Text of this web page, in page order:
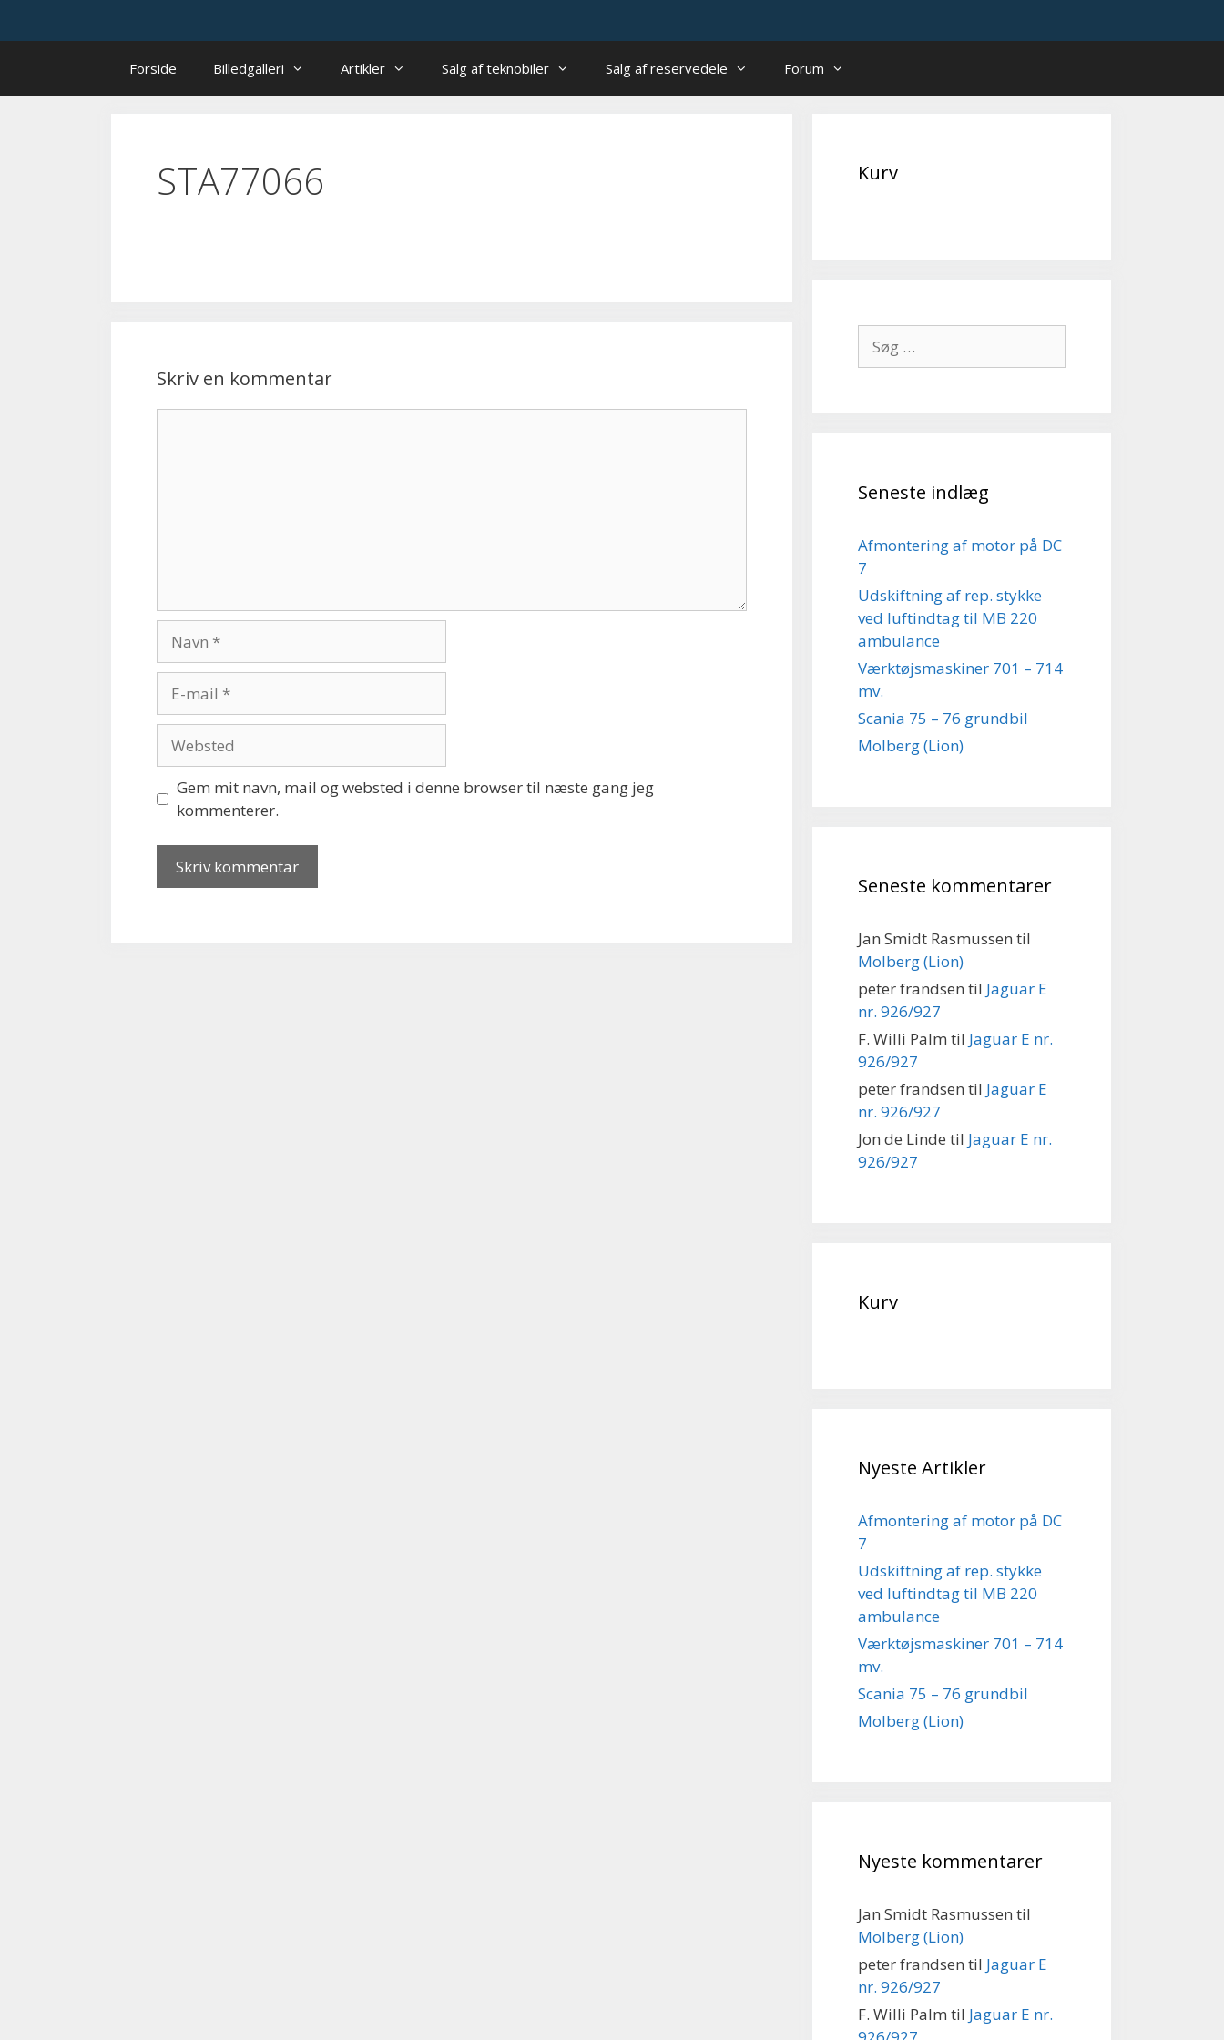
Forside Billedgalleri Artikler Salg af teknobiler Salg af reservedele Forum
STA77066
Skriv en kommentar
mail
Gem mit navn, mail og websted i denne browser til næste gang jeg
kommenterer.
Kurv
efter:
Seneste indlæg
Afmontering af motor på DC
7
Udskiftning af rep. stykke
ved luftindtag til MB 220
ambulance
Værktøjsmaskiner 701 – 714
mv.
Scania 75 – 76 grundbil
Molberg (Lion)
Seneste kommentarer
Jan Smidt Rasmussen til
Molberg (Lion)
peter frandsen til Jaguar E
nr. 926/927
F. Willi Palm til Jaguar E nr.
926/927
peter frandsen til Jaguar E
nr. 926/927
Jon de Linde til Jaguar E nr.
926/927
Kurv
Nyeste Artikler
Afmontering af motor på DC
7
Udskiftning af rep. stykke
ved luftindtag til MB 220
ambulance
Værktøjsmaskiner 701 – 714
mv.
Scania 75 – 76 grundbil
Molberg (Lion)
Nyeste kommentarer
Jan Smidt Rasmussen til
Molberg (Lion)
peter frandsen til Jaguar E
nr. 926/927
F. Willi Palm til Jaguar E nr.